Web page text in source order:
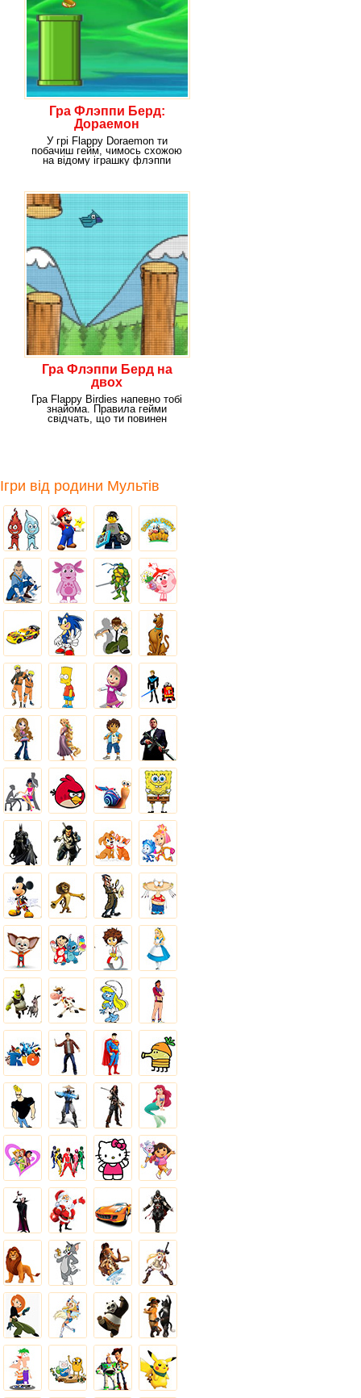
Гра Флэппи Берд:
Дораемон
У грі Flappy Doraemon ти
побачиш гейм, чимось схожою
на відому іграшку флэппи
Гра Флэппи Берд на
двох
Гра Flappy Birdies напевно тобі
знайома. Правила гейми
свідчать, що ти повинен
Ігри від родини Мультів